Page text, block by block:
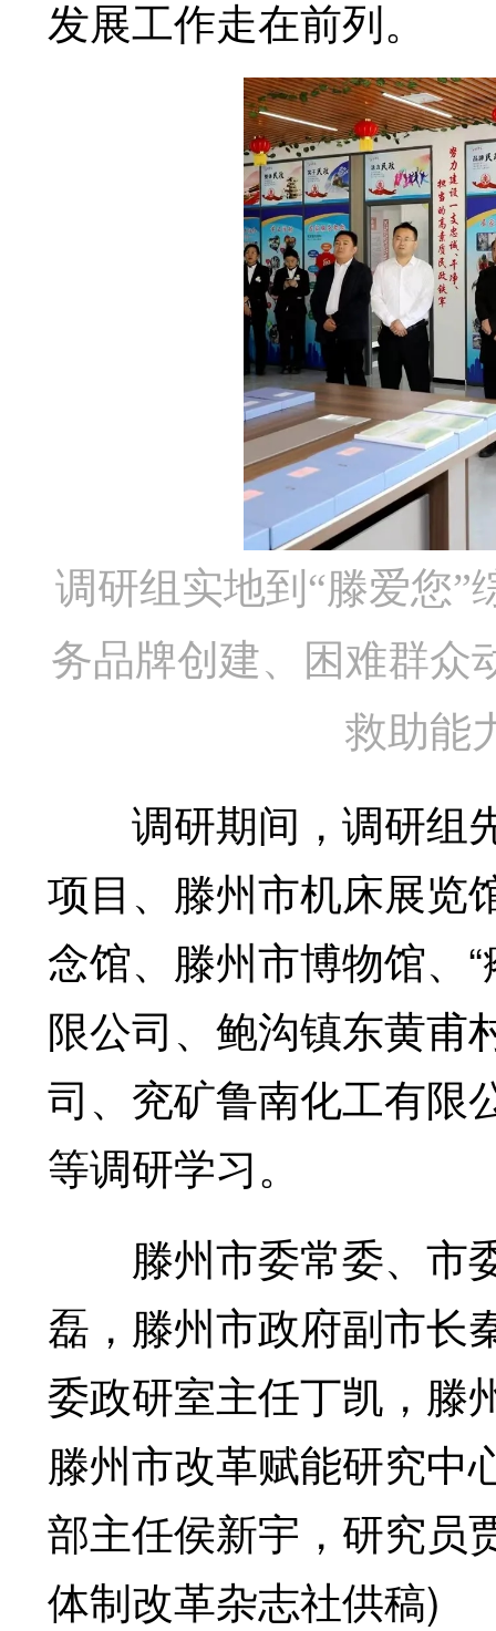
发展工作走在前列。
调研组实地到 “滕爱您”
务品牌创建、困难群众
救助能
调研期间，调研组
项目、滕州市机床展览
念馆、滕州市博物馆、
限公司、鲍沟镇东黄甫
司、兖矿鲁南化工有限
等调研学习。
滕州市委常委、市
磊，滕州市政府副市长
委政研室主任丁凯，滕
滕州市改革赋能研究中
部主任侯新宇，研究员
体制改革杂志社供稿)